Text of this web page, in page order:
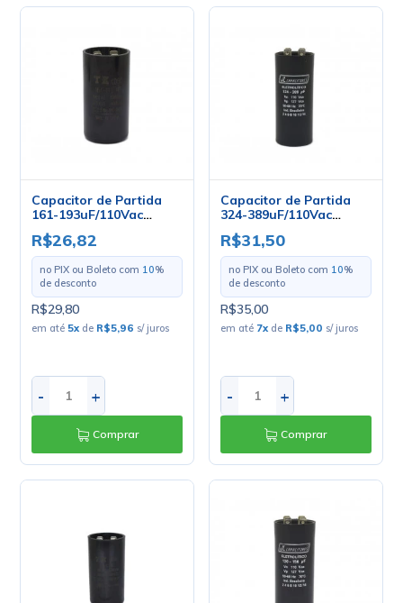
Capacitor de Partida
161-193uF/110Vac
36,3x70mm - PM1-10
R$26,82
no PIX ou Boleto com 10%
de desconto
R$29,80
em até 5x de R$5,96 s/ juros
- +
Comprar
Capacitor de Partida
324-389uF/110Vac
36x91mm - PM1-10
R$31,50
no PIX ou Boleto com 10%
de desconto
R$35,00
em até 7x de R$5,00 s/ juros
- +
Comprar